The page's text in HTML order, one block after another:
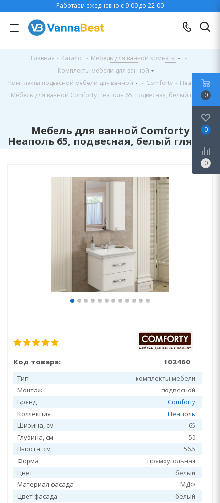
Работаем ежедневно с 9-00 до 22-00
Главная - Каталог - Мебель для ванной комнаты
-
Комплекты мебели для ванной
-
Комплекты подвесной мебели для ванной
- Comforty - Неаполь -
Мебель для ванной Comforty Неаполь 65, подвесная, белый глянец
Мебель для ванной Comforty
Неаполь 65, подвесная, белый глянец
Код товара: 102460
Тип
комплекты мебели
Монтаж
подвесной
Бренд
Comforty
Коллекция
Неаполь
Ширина, см
65
Глубина, см
50
Высота, см
56.5
Форма
прямоугольная
Цвет
белый
Материал фасада
МДФ
Цвет фасада
белый
0
0
0